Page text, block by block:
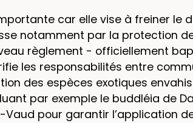
car elle vise à freiner le
notamment par la protection
règlement - officiellement
les responsabilités entre
des espèces exotiques
par exemple le buddléia de
Vaud pour garantir l’application